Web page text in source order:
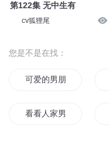
第122集 无中生有
cv狐狸尾
您是不是在找：
可爱的男朋友
看看人家男朋友